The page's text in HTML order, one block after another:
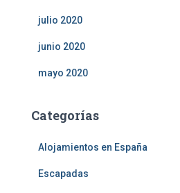
julio 2020
junio 2020
mayo 2020
Categorías
Alojamientos en España
Escapadas